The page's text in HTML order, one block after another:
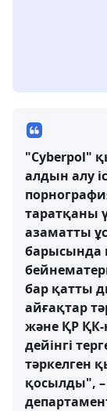
"Cyberpol"
алдын алу
таратқаны
азаматты
барысында
бар қатты
айғақтар
және ҚР ҚК-
дейінгі
тәркелген
қосылды",